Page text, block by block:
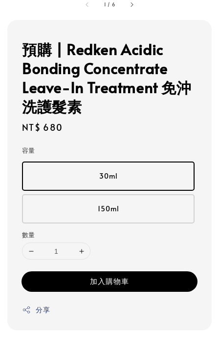
1 / 6
預購 | Redken Acidic
Bonding Concentrate
Leave-In Treatment 免沖
洗護髮素
Regular
NT$ 680
容量
30ml
150ml
數量
加入購物車
分享